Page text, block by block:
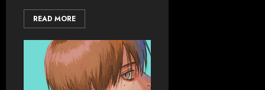
READ MORE